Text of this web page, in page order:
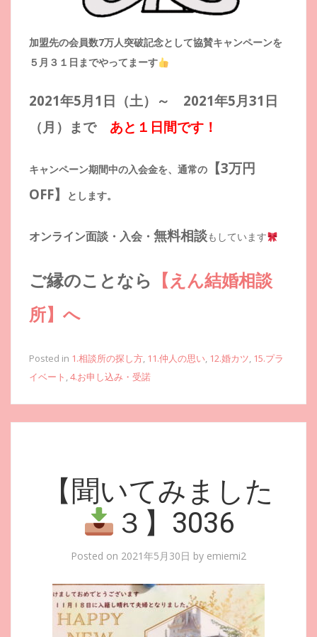
加盟先の会員数7万人突破記念として協賛キャンペーンを
５月３１日までやってまーす
2021年5月1日（土）～ 2021年5月31日
（月）まで あと１日間です！
キャンペーン期間中の入会金を、通常の
【3万円
OFF】
とします。
オンライン面談・入会・ 無料相談もしています
ご縁のことなら 【えん結婚相談
所】へ
Posted in 1.相談所の探し方, 11.仲人の思い, 12.婚カツ, 15.プラ
イベート ,4.お申し込み・受諾
【聞いてみました
３】3036
Posted on 2021年5月30日 by emiemi2